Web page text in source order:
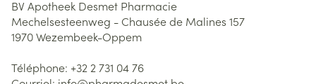
BV Apotheek Desmet Pharmacie
Mechelsesteenweg - Chausée de Malines 157
1970Wezembeek-Oppem
Téléphone: +32 2 731 04 76